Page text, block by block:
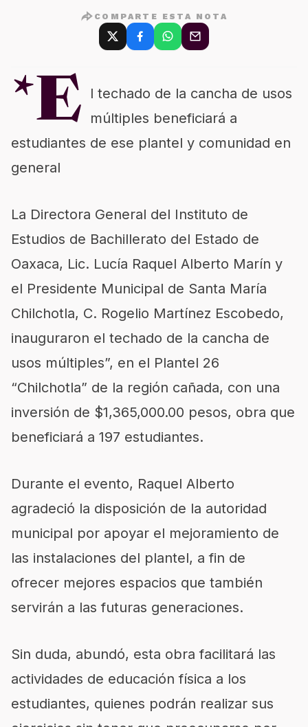
COMPARTE ESTA NOTA
*E
l techado de la cancha de usos
múltiples beneficiará a
estudiantes de ese plantel y comunidad en
general
La Directora General del Instituto de
Estudios de Bachillerato del Estado de
Oaxaca, Lic. Lucía Raquel Alberto Marín y
el Presidente Municipal de Santa María
Chilchotla, C. Rogelio Martínez Escobedo,
inauguraron el techado de la cancha de
usos múltiples”, en el Plantel 26
“Chilchotla” de la región cañada, con una
inversión de $1,365,000.00 pesos, obra que
beneficiará a 197 estudiantes.
Durante el evento, Raquel Alberto
agradeció la disposición de la autoridad
municipal por apoyar el mejoramiento de
las instalaciones del plantel, a fin de
ofrecer mejores espacios que también
servirán a las futuras generaciones.
Sin duda, abundó, esta obra facilitará las
actividades de educación física a los
estudiantes, quienes podrán realizar sus